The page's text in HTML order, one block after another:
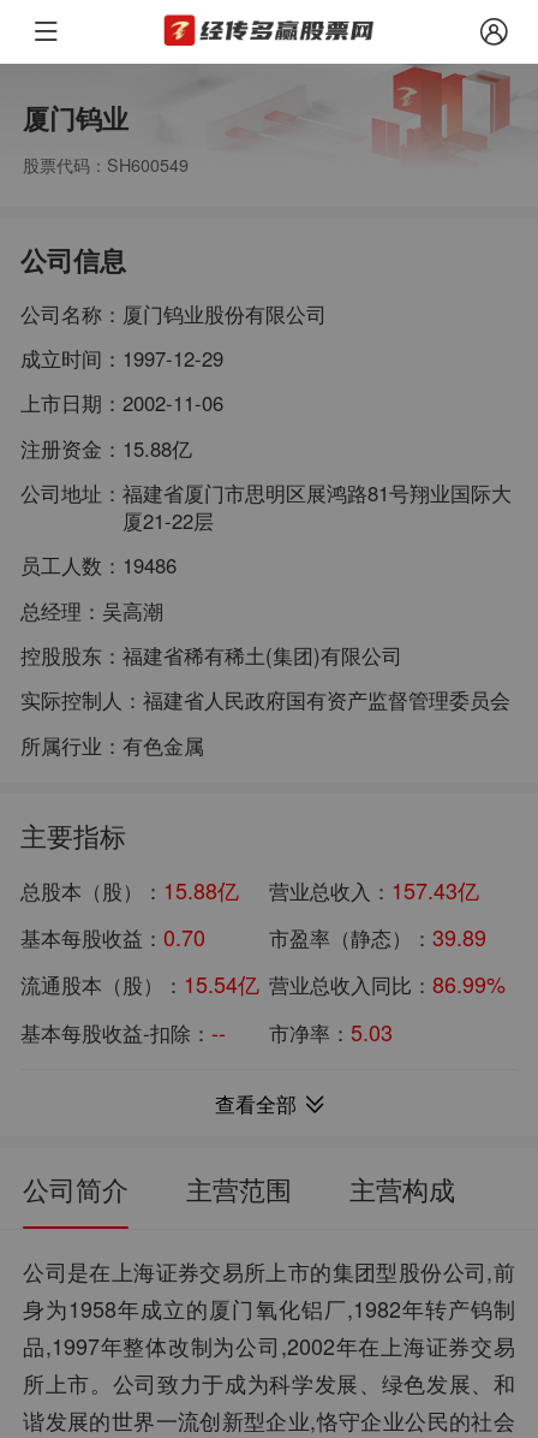
厦门钨业
股票代码：SH600549
公司信息
公司名称： 厦门钨业股份有限公司
成立时间： 1997-12-29
上市日期： 2002-11-06
注册资金： 15.88亿
公司地址： 福建省厦门市思明区展鸿路81号翔业国际大
厦21-22层
员工人数： 19486
总经理： 吴高潮
控股股东： 福建省稀有稀土(集团)有限公司
实际控制人： 福建省人民政府国有资产监督管理委员会
所属行业： 有色金属
主要指标
总股本（股）： 15.88亿 营业总收入： 157.43亿
基本每股收益： 0.70 市盈率（静态）： 39.89
流通股本（股）： 15.54亿 营业总收入同比： 86.99%
基本每股收益-扣除： -- 市净率： 5.03
流通市值： 901.75亿 归母净利润同比： 189.14%
每股资本公积金：
股东户数：16.19万 资产总计：639.28亿
每股未分配利润：5.73 销售净利率：10.68%
股权质押： -- 负债合计：355.55亿
每股现金流：0.77 资产负债率：55.62%
查看全部
公司简介 主营范围 主营构成
公司是在上海证券交易所上市的集团型股份公司,前
身为1958年成立的厦门氧化铝厂,1982年转产钨制
品,1997年整体改制为公司,2002年在上海证券交易
所上市。公司致力于成为科学发展、绿色发展、和
谐发展的世界一流创新型企业,恪守企业公民的社会